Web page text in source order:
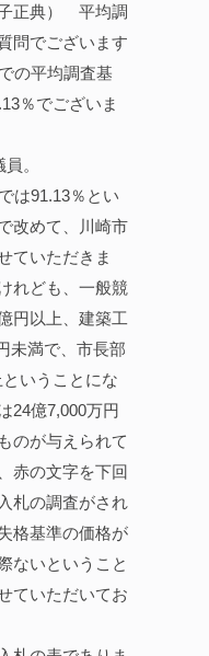
正典） 平均調
問でございます
の平均調査基
％でございま
。
は91.13％とい
改めて、川崎市
ていただきま
れども、一般競
円以上、建築工
未満で、市長部
いうことにな
24億7,000万円
のが与えられて
赤の文字を下回
札の調査がされ
格基準の価格が
ないということ
ていただいてお